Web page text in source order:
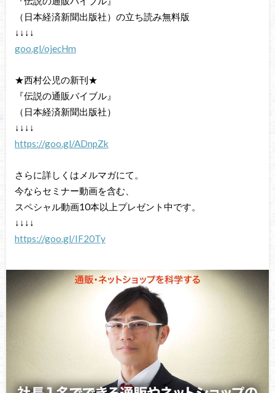
（日本経済新聞出版社）の立ち読み無料版
↓↓↓↓
goo.gl/ojecHm
★西村公児の新刊★
『伝説の通販バイブル』
（日本経済新聞出版社）
↓↓↓↓
https://goo.gl/ADnpZk
さらに詳しくはメルマガにて。
今ならセミナー動画を含む、
スペシャル動画10本以上プレゼント中です。
↓↓↓↓
https://goo.gl/IF20Ty